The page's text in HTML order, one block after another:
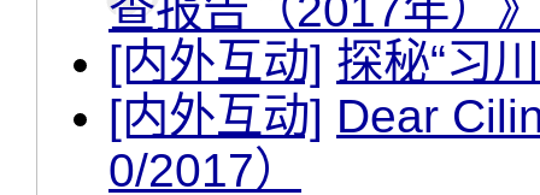
[内外互动] 探秘“习
[内外互动] Dear
0/2017）